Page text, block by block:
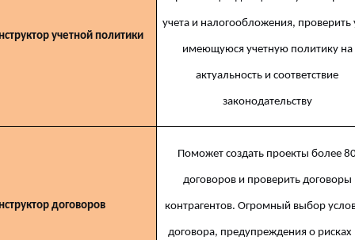
учетной политики
учета и налогообложения, проверить
имеющуюся учетную политику на
актуальность и соответствие
законодательству
договоров
Поможет создать проекты более
договоров и проверить договоры
контрагентов. Огромный выбор
договора, предупреждения о рисках